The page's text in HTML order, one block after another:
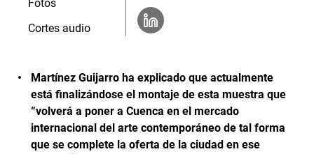
Martínez Guijarro ha explicado que actualmente
está finalizándose el montaje de esta muestra que
“volverá a poner a Cuenca en el mercado
internacional del arte contemporáneo de tal forma
que se complete la oferta de la ciudad en ese
Fotos
Cortes audio